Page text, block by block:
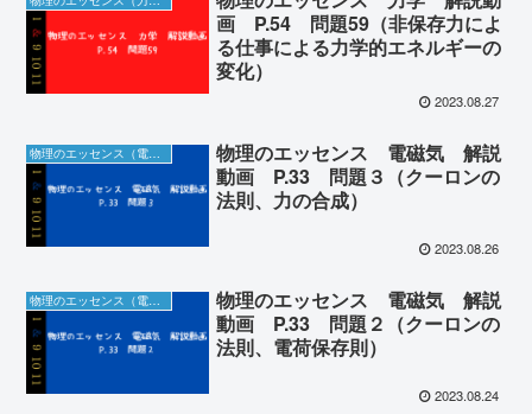
画 P.54 問題59（非保存力によ
る仕事による力学的エネルギーの
変化）
2023.08.27
物理のエッセンス 電磁気 解説
動画 P.33 問題３（クーロンの
法則、力の合成）
2023.08.26
物理のエッセンス（電磁気）の解説動画＆板書
物理のエッセンス 電磁気 解説
動画 P.33 問題２（クーロンの
法則、電荷保存則）
2023.08.24